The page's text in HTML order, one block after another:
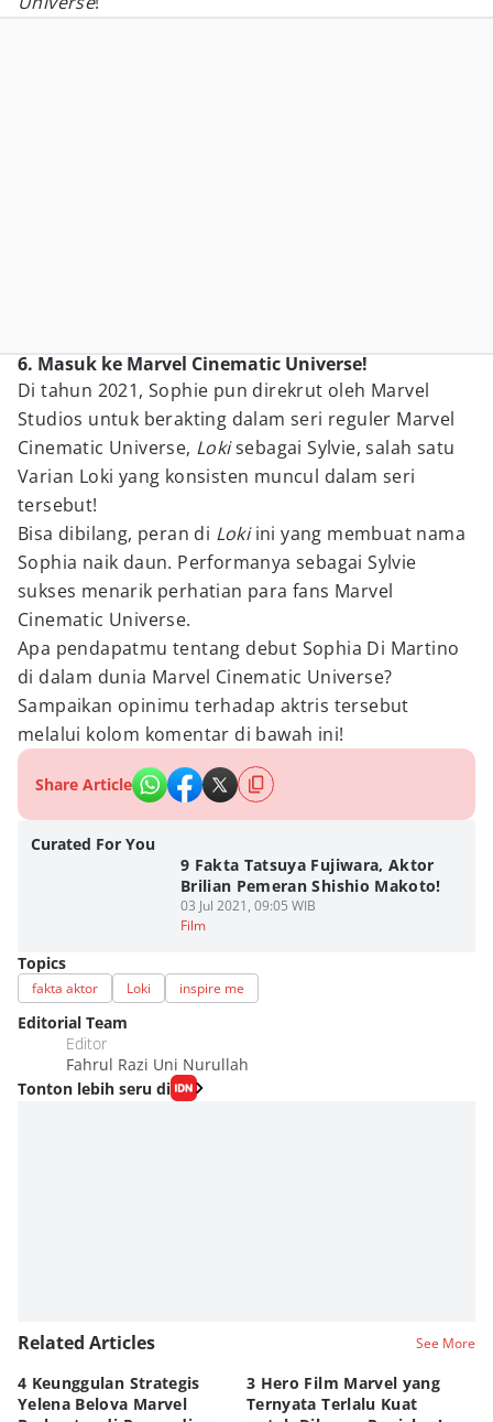
6. Masuk ke Marvel Cinematic Universe!
Di tahun 2021, Sophie pun direkrut oleh Marvel
Studios untuk berakting dalam seri reguler Marvel
Cinematic Universe, Lokisebagai Sylvie, salah satu
Varian Loki yang konsisten muncul dalam seri
tersebut!
Bisa dibilang, peran di Lokiini yang membuat nama
Sophia naik daun. Performanya sebagai Sylvie
sukses menarik perhatian para fans Marvel
Cinematic Universe.
Apa pendapatmu tentang debut Sophia Di Martino
di dalam dunia Marvel Cinematic Universe?
Sampaikan opinimu terhadap aktris tersebut
melalui kolom komentar di bawah ini!
Share Article
Curated For You
9 Fakta Tatsuya Fujiwara, Aktor
Brilian Pemeran Shishio Makoto!
03 Jul 2021, 09:05 WIB
Film
Topics
fakta aktor Loki inspire me
Editorial Team
Editor
Fahrul Razi Uni Nurullah
Tonton lebih seru di
Related Articles See More
4 Keunggulan Strategis
Yelena Belova Marvel
3 Hero Film Marvel yang
Ternyata Terlalu Kuat